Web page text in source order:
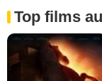
Top films